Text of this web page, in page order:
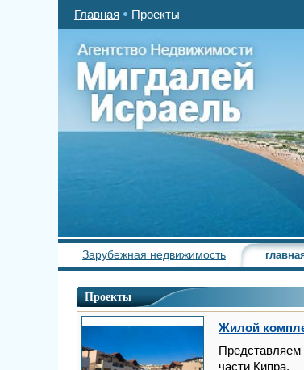
Главная Проекты
Зарубежная недвижимость
Проекты
Жилой
части Кипра.